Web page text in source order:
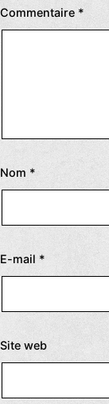
Commentaire *
Nom *
E-mail *
Site web